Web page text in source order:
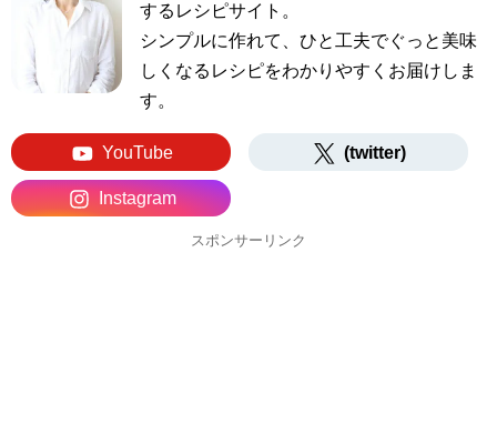
するレシピサイト。
シンプルに作れて、ひと工夫でぐっと美味
しくなるレシピをわかりやすくお届けしま
す。
YouTube (twitter)
Instagram
スポンサーリンク